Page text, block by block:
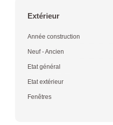
Extérieur
Année construction
Neuf - Ancien
Etat général
Etat extérieur
Fenêtres